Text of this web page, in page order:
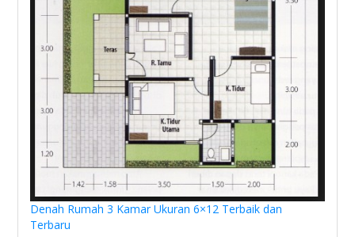
Denah Rumah 3 Kamar Ukuran 6×12 Terbaik dan
Terbaru